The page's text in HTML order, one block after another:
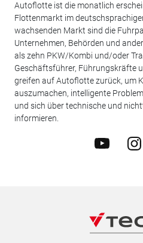
Autoflotte ist die monatlich
Flottenmarkt im
wachsenden Markt sind die
Unternehmen, Behörden und
als zehn PKW/Kombi und/oder
Geschäftsführer, Führungskräfte
greifen auf Autoflotte zurück, um
auszumachen, intelligente
und sich über technische und
informieren.